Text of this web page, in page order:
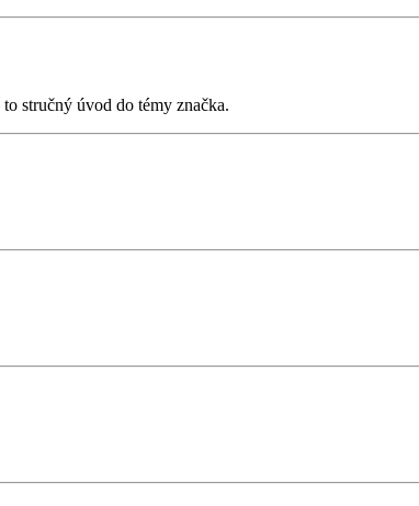
stručný úvod do témy značka.